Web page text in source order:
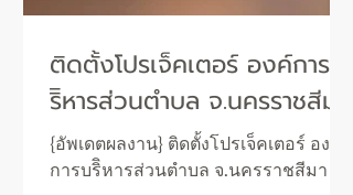
ติดตั้งโปรเจ็คเตอร์ องค์การบ
ริิหารส่วนตำบล จ.นครราชสีมา
{อัพเดตผลงาน} ติดตั้งโปรเจ็คเตอร์ องค์
การบริิหารส่วนตำบล จ.นครราชสีมา